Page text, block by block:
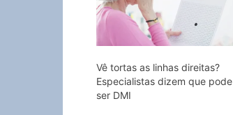
Vê tortas as linhas direitas?
Especialistas dizem que pode
ser DMI